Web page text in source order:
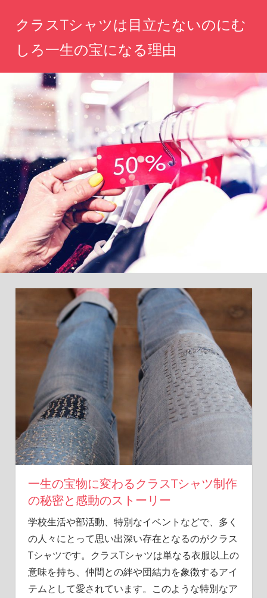
ツ
プ
クラスTシャツは目立たないのにむ
しろ一生の宝になる理由
と
刻
絆、
を
超
え
て
輝
く
物
に
一生の宝物に変わるクラスTシャツ制作
の秘密と感動のストーリー
学校生活や部活動、特別なイベントなどで、多く
の人々にとって思い出深い存在となるのがクラス
Tシャツです。 クラスTシャツは単なる衣服以上の
意味を持ち、仲間との絆や団結力を象徴するアイ
テムとして愛されています。このような特別なア